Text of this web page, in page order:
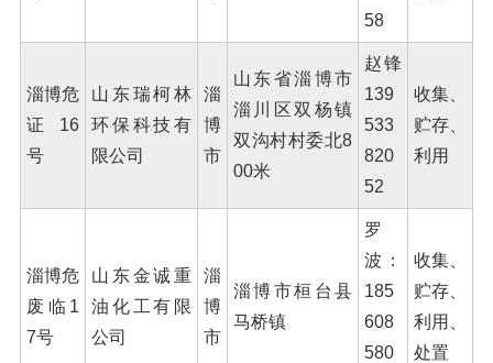
58
淄博危
证16
号
山东瑞柯林
环保科技有
限公司
淄
博
市
山东省淄博市
淄川区双杨镇
双沟村村委北8
00米
赵锋
139
533
820
52
收集、
贮存、
利用
淄博危
废临1
7号
山东金诚重
油化工有限
公司
淄
博
市
淄博市桓台县
马桥镇
罗
波：
185
608
580
收集、
贮存、
利用、
处置